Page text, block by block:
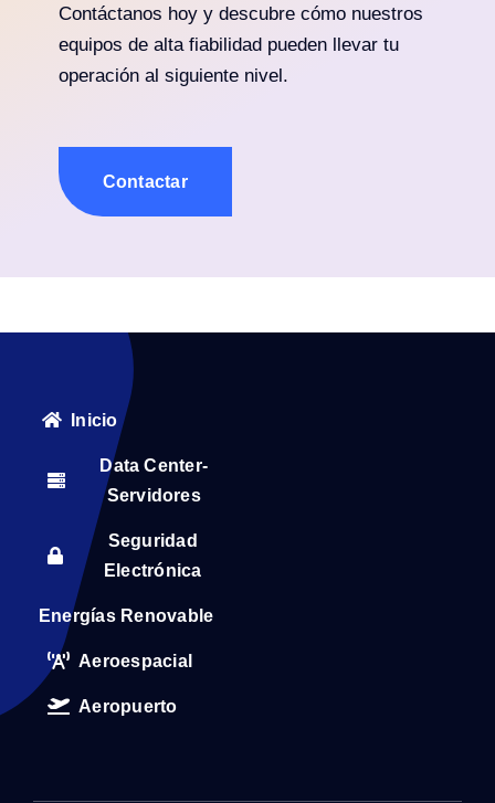
Contáctanos hoy y descubre cómo nuestros
equipos de alta fiabilidad pueden llevar tu
operación al siguiente nivel.
Contactar
Inicio
Data Center-
Servidores
Seguridad
Electrónica
Energías Renovable
Aeroespacial
Aeropuerto